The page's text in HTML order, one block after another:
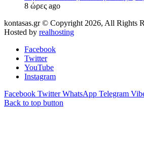
8 ώρες ago
kontasas.gr © Copyright 2026, All Rights
Hosted by realhosting
Facebook
Twitter
YouTube
Instagram
Facebook Twitter WhatsApp Telegram
Back to top button